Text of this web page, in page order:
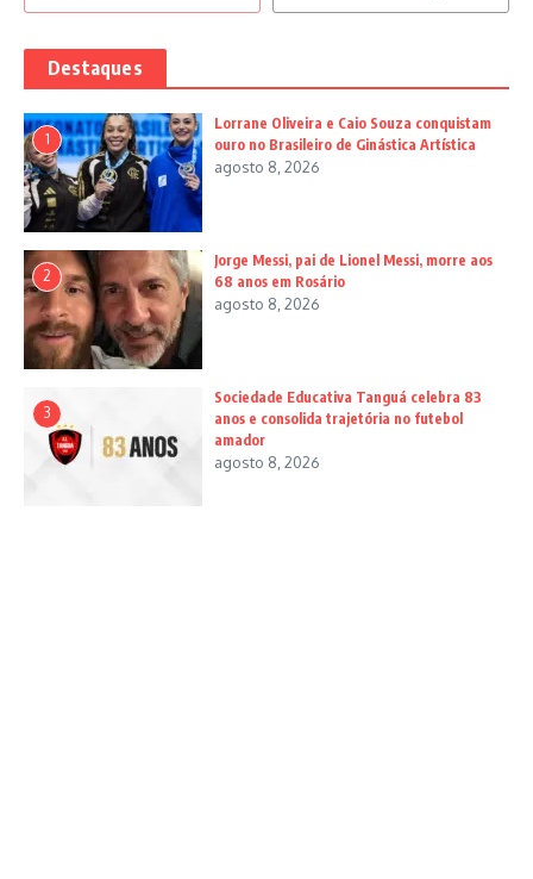
Destaques
1
Lorrane Oliveira e Caio Souza conquistam
ouro no Brasileiro de Ginástica Artística
agosto 8, 2026
2
Jorge Messi, pai de Lionel Messi, morre aos
68 anos em Rosário
agosto 8, 2026
3
Sociedade Educativa Tanguá celebra 83
anos e consolida trajetória no futebol
amador
agosto 8, 2026